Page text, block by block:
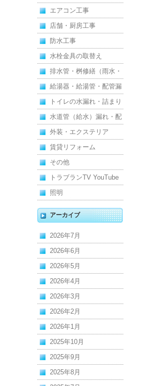
エアコン工事
店舗・厨房工事
防水工事
水栓金具の取替え
排水管・桝修繕（雨水・
汚水）
給湯器・給湯管・配管漏
れ
トイレの水漏れ・詰まり
水道管（給水）漏れ・配
管
外装・エクステリア
賃貸リフォーム
その他
トラブランTV YouTube
照明
アーカイブ
2026年7月
2026年6月
2026年5月
2026年4月
2026年3月
2026年2月
2026年1月
2025年10月
2025年9月
2025年8月